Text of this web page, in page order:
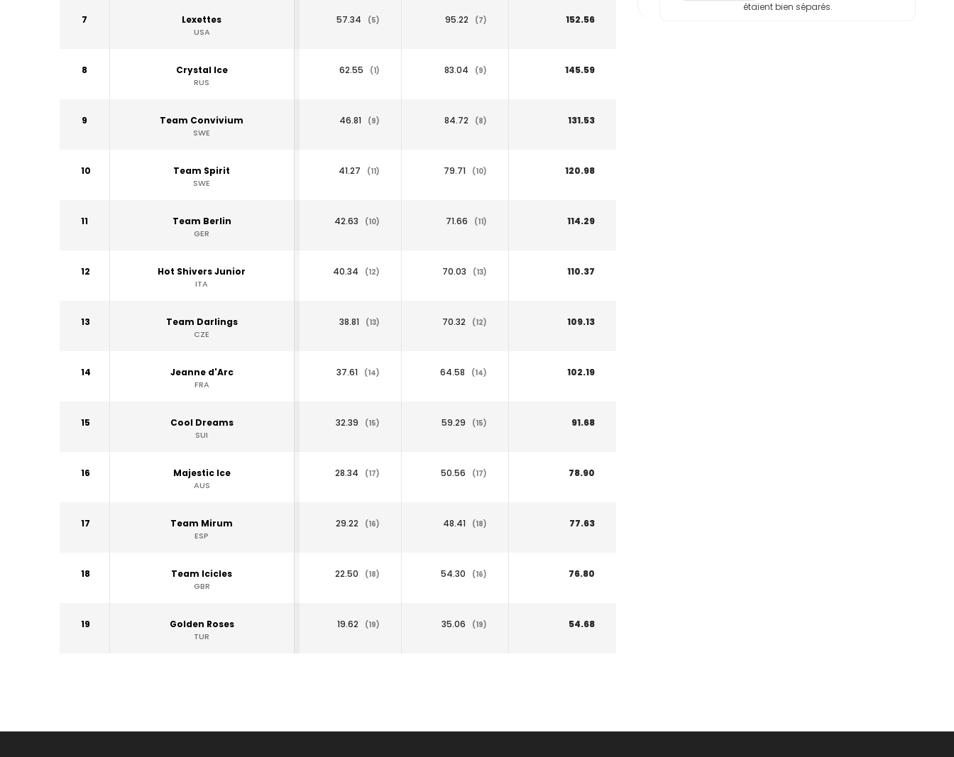
7 Lexettes
USA
57.34 (5) 95.22 (7) 152.56
8 Crystal Ice
RUS
62.55 (1) 83.04 (9) 145.59
9 Team Convivium
SWE
46.81 (9) 84.72 (8) 131.53
10 Team Spirit
SWE
41.27 (11) 79.71 (10) 120.98
11 Team Berlin
GER
42.63 (10) 71.66 (11) 114.29
12 Hot Shivers Junior
ITA
40.34 (12) 70.03 (13) 110.37
13 Team Darlings
CZE
38.81 (13) 70.32 (12) 109.13
14 Jeanne d'Arc
FRA
37.61 (14) 64.58 (14) 102.19
15 Cool Dreams
SUI
32.39 (15) 59.29 (15) 91.68
16 Majestic Ice
AUS
28.34 (17) 50.56 (17) 78.90
17 Team Mirum
ESP
29.22 (16) 48.41 (18) 77.63
18 Team Icicles
GBR
22.50 (18) 54.30 (16) 76.80
19 Golden Roses
TUR
19.62 (19) 35.06 (19) 54.68
étaient bien séparés.